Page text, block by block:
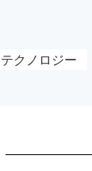
テクノロジー